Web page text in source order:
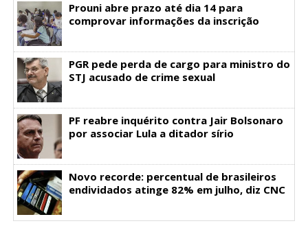
Prouni abre prazo até dia 14 para
comprovar informações da inscrição
PGR pede perda de cargo para ministro do
STJ acusado de crime sexual
PF reabre inquérito contra Jair Bolsonaro
por associar Lula a ditador sírio
Novo recorde: percentual de brasileiros
endividados atinge 82% em julho, diz CNC